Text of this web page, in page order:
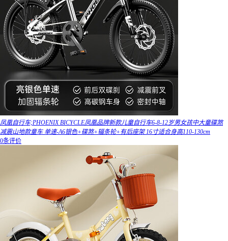
凤凰自行车;PHOENIX BICYCLE凤凰品牌新款儿童自行车6-8-12岁男女孩中大童碟煞
减震山地款童车 单速-A6银色+碟煞+辐条轮+有后座架 16寸适合身高110-130cm
0条评价